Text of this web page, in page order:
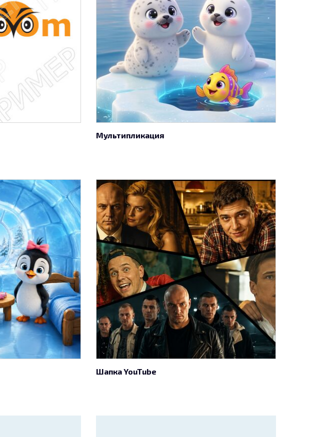
Мультипликация
Шапка YouTube